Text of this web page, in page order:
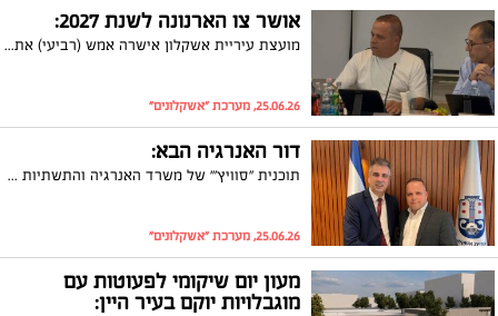
אושר צו הארנונה לשנת 2027:
מועצת עיריית אשקלון אישרה אמש (רביעי) את בקשת ראש העיר, תומר גלאם, שלא להעלות את תעריפי הארנונה לשנת 2027 ולהגיש למשרד הפנים בקשה להפחית את שיעור העדכון האוטומטי שנקבע לכלל הרשויות בישראל, העומד על 3.05%.
25.06.26, מערכת "אשקלונים"
דור האנרגיה הבא:
תוכנית "סוויץ'" של משרד האנרגיה והתשתיות באשקלון יוצאת לדרך
25.06.26, מערכת "אשקלונים"
מעון יום שיקומי לפעוטות עם
מוגבלויות יוקם בעיר היין: